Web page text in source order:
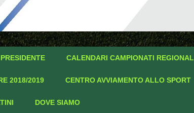
CALENDARI CAMPIONATI
2018/2019 CENTRO AVVIAMENTO ALLO SPORT
DOVE SIAMO